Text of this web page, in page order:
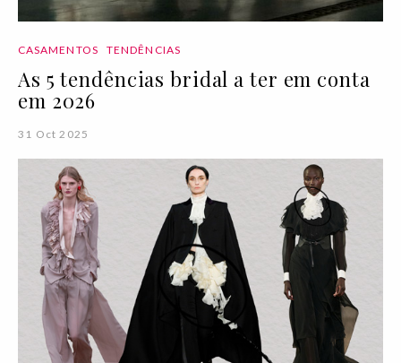
CASAMENTOS TENDÊNCIAS
As 5 tendências bridal a ter em conta
em 2026
31 Oct 2025